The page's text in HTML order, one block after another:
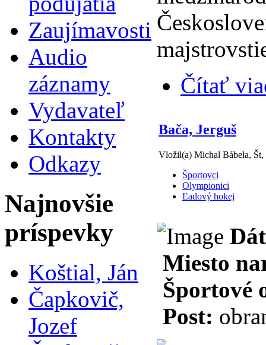
Zaujímavosti
Audio
záznamy
Vydavateľ
Kontakty
Odkazy
Najnovšie
príspevky
Koštial, Ján
Čapkovič,
Jozef
Čítať
Bača, Jerguš
Vložil(a) Michal Bábela, Št,
Športovci
Olympionici
Ľadový hokej
Miesto
Športové
Post: